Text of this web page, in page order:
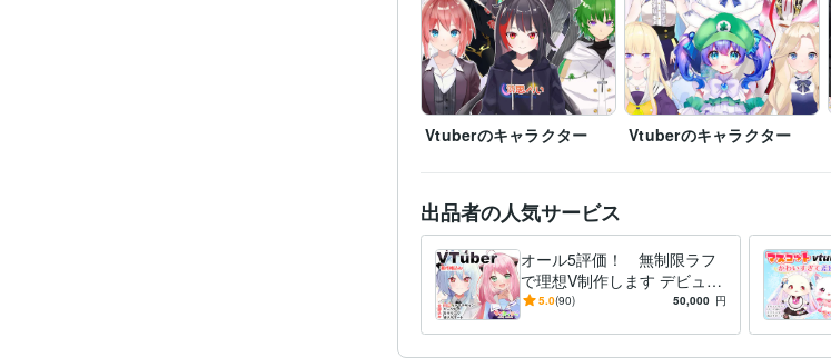
Vtuberのキャラクター Vtuberのキャラクター
出品者の人気サービス
オール5評価！ 無制限ラフ
で理想V制作します デビュー
まで完全サポート！著作権込
5.0(90) 50,000 円